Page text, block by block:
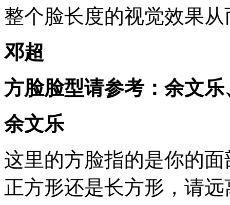
整个脸长度的视觉效果
邓超
方脸脸型请参考：余文
余文乐
这里的方脸指的是你的
正方形还是长方形，请